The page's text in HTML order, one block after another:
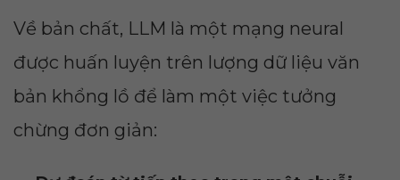
Về bản chất, LLM là một mạng neural
được huấn luyện trên lượng dữ liệu văn
bản khổng lồ để làm một việc tưởng
chừng đơn giản: